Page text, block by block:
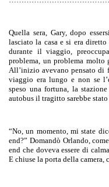
Quella sera, Gary, dopo
lasciato la casa e si era
durante il viaggio,
problema, unproblema molto
All’inizio avevano pensato di
viaggio era lungo e non se
speso una fortuna, la
autobus il tragitto sarebbe
“No, un momento, mi state
end?” Domandò Orlando,
end che doveva essere di
E chiuse la porta della camera,